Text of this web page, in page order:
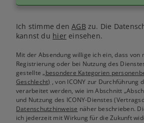
Ich stimme denAGB zu. Die
kannst du hiereinsehen.
Mit der Absendung willige ich ein, dass von
Registrierung oder bei Nutzung des
gestellte„besondere Kategorien
Geschlecht) , von ICONY zur Durchführung
verarbeitet werden, wie im Abschnitt
und Nutzung des ICONY-Dienstes
Datenschutzhinweise näher beschrieben.
ich jederzeit mit Wirkung für die Zukunft